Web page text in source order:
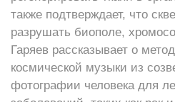
также подтверждает, что
разрушать биополе,
Гаряев рассказывает о
космической музыки из
фотографии человека для